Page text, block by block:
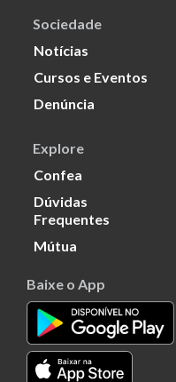
Sociedade
Notícias
Cursos e Eventos
Denúncia
Explore
Confea
Dúvidas
Frequentes
Mútua
Baixe o App